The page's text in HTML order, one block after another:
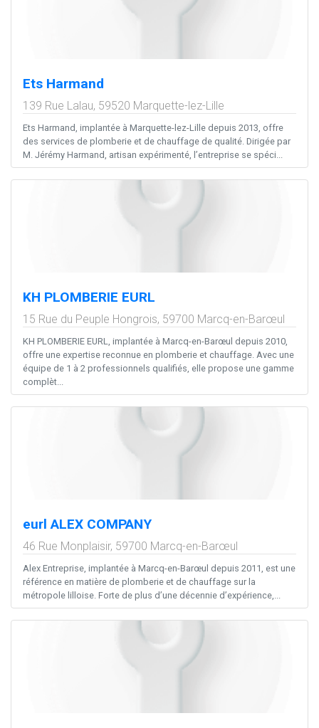
Ets Harmand
139 Rue Lalau, 59520 Marquette-lez-Lille
Ets Harmand, implantée à Marquette-lez-Lille depuis 2013, offre
des services de plomberie et de chauffage de qualité. Dirigée par
M. Jérémy Harmand, artisan expérimenté, l’entreprise se spéci...
KH PLOMBERIE EURL
15 Rue du Peuple Hongrois, 59700 Marcq-en-Barœul
KH PLOMBERIE EURL, implantée à Marcq-en-Barœul depuis 2010,
offre une expertise reconnue en plomberie et chauffage. Avec une
équipe de 1 à 2 professionnels qualifiés, elle propose une gamme
complèt...
eurl ALEX COMPANY
46 Rue Monplaisir, 59700 Marcq-en-Barœul
Alex Entreprise, implantée à Marcq-en-Barœul depuis 2011, est une
référence en matière de plomberie et de chauffage sur la
métropole lilloise. Forte de plus d’une décennie d’expérience,...